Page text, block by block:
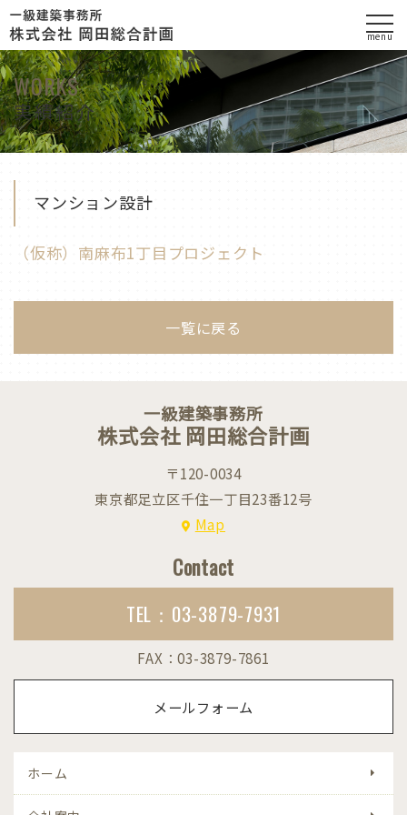
menu
実績紹介
マンション設計
（仮称）南麻布1丁目プロジェクト
一覧に戻る
一級建築事務所
株式会社 岡田総合計画
〒120-0034
東京都足立区千住一丁目23番12号
Map
Contact
TEL：03-3879-7931
FAX：03-3879-7861
メールフォーム
ホーム